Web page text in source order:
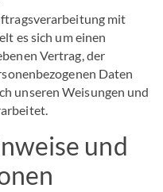
mit
es sich um einen
Vertrag, der
Daten
unseren Weisungen und
und